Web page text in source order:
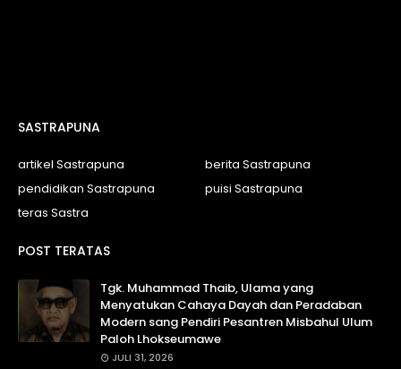
SASTRAPUNA
artikel Sastrapuna
berita Sastrapuna
pendidikan Sastrapuna
puisi Sastrapuna
teras Sastra
POST TERATAS
Tgk. Muhammad Thaib, Ulama yang
Menyatukan Cahaya Dayah dan Peradaban
Modern sang Pendiri Pesantren Misbahul Ulum
Paloh Lhokseumawe
JULI 31, 2026